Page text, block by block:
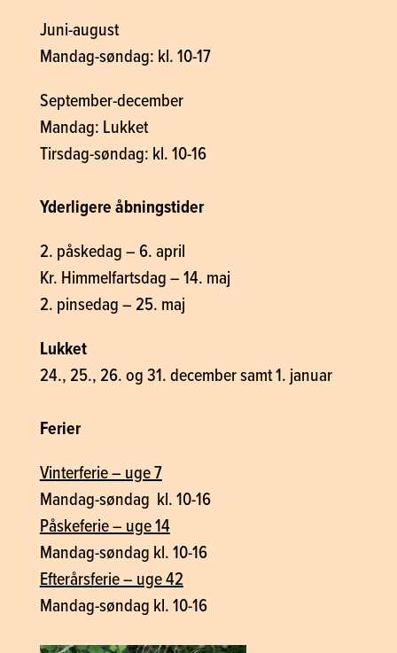
Juni-august
Mandag-søndag: kl. 10-17
September-december
Mandag: Lukket
Tirsdag-søndag: kl. 10-16
Yderligere åbningstider
2. påskedag – 6. april
Kr. Himmelfartsdag – 14. maj
2. pinsedag – 25. maj
Lukket
24., 25., 26. og 31. december samt 1. januar
Ferier
Vinterferie – uge 7
Mandag-søndag kl. 10-16
Påskeferie – uge 14
Mandag-søndag kl. 10-16
Efterårsferie – uge 42
Mandag-søndag kl. 10-16